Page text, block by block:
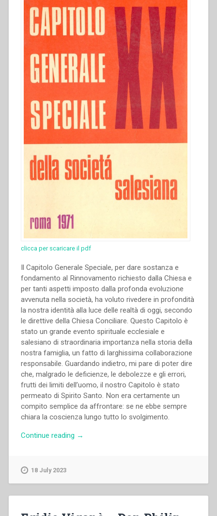
28
agosto
clicca per scaricare il pdf
Il Capitolo Generale Speciale, per dare sostanza e
fondamento al Rinnovamento richiesto dalla Chiesa e
per tanti aspetti imposto dalla profonda evoluzione
avvenuta nella società, ha voluto rivedere in profondità
la nostra identità alla luce delle realtà di oggi, secondo
le direttive della Chiesa Conciliare. Questo Capitolo è
stato un grande evento spirituale ecclesiale e
salesiano di straordinaria importanza nella storia della
nostra famiglia, un fatto di larghissima collaborazione
responsabile. Guardando indietro, mi pare di poter dire
che, malgrado le deficienze, le debolezze e gli errori,
frutti dei limiti dell’uomo, il nostro Capitolo è stato
permeato di Spirito Santo. Non era certamente un
compito semplice da affrontare: se ne ebbe sempre
chiara la coscienza lungo tutto lo svolgimento.
Continue reading “Capitolo
→
18 July 2023